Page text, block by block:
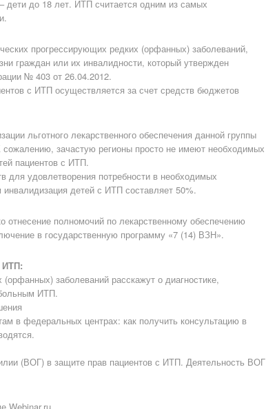
дети до 18 лет. ИТП считается одним из самых
прогрессирующих редких (орфанных) заболеваний,
граждан или их инвалидности, который утвержден
№ 403 от 26.04.2012.
с ИТП осуществляется за счет средств бюджетов
льготного лекарственного обеспечения данной группы
зачастую регионы просто не имеют необходимых
пациентов с ИТП.
для удовлетворения потребности в необходимых
детей с ИТП составляет 50%.
полномочий по лекарственному обеспечению
в государственную программу «7 (14) ВЗН».
ИТП:
заболеваний расскажут о диагностике,
ИТП.
в федеральных центрах: как получить консультацию в
(ВОГ) в защите прав пациентов с ИТП. Деятельность ВОГ